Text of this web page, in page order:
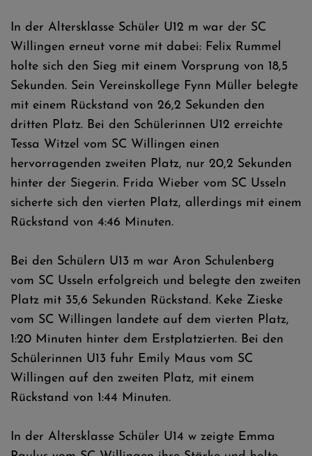
In der Altersklasse Schüler U12 m war der SC
Willingen erneut vorne mit dabei: Felix Rummel
holte sich den Sieg mit einem Vorsprung von 18,5
Sekunden. Sein Vereinskollege Fynn Müller belegte
mit einem Rückstand von 26,2 Sekunden den
dritten Platz. Bei den Schülerinnen U12 erreichte
Tessa Witzel vom SC Willingen einen
hervorragenden zweiten Platz, nur 20,2 Sekunden
hinter der Siegerin. Frida Wieber vom SC Usseln
sicherte sich den vierten Platz, allerdings mit einem
Rückstand von 4:46 Minuten.
Bei den Schülern U13 m war Aron Schulenberg
vom SC Usseln erfolgreich und belegte den zweiten
Platz mit 35,6 Sekunden Rückstand. Keke Zieske
vom SC Willingen landete auf dem vierten Platz,
1:20 Minuten hinter dem Erstplatzierten. Bei den
Schülerinnen U13 fuhr Emily Maus vom SC
Willingen auf den zweiten Platz, mit einem
Rückstand von 1:44 Minuten.
In der Altersklasse Schüler U14 w zeigte Emma